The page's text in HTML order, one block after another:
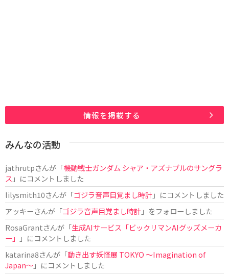
情報を掲載する
みんなの活動
jathrutpさんが「機動戦士ガンダム シャア・アズナブルのサングラ
ス 」にコメントしました
lilysmith10さんが「ゴジラ音声目覚まし時計」にコメントしました
アッキーさんが「ゴジラ音声目覚まし時計」をフォローしました
RosaGrantさんが「生成AIサービス「ビックリマンAIグッズメーカ
ー」
」にコメントしました
katarina8さんが「動き出す妖怪展 TOKYO 〜Imagination of
Japan〜」にコメントしました